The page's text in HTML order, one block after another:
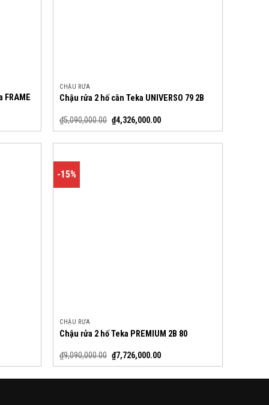
FRAME
CHẬU RỬA
Chậu rửa 2 hố cân Teka UNIVERSO 79 2B
₫5,090,000.00 ₫4,326,000.00
-15%
CHẬU RỬA
Chậu rửa 2 hố Teka PREMIUM 2B 80
₫9,090,000.00 ₫7,726,000.00